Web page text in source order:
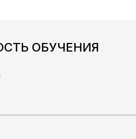
ОБУЧЕНИЯ